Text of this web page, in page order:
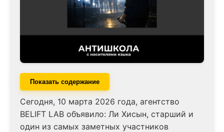
Показать содержание
Сегодня, 10 марта 2026 года, агентство
BELIFT LAB объявило: Ли Хисын, старший и
один из самых заметных участников